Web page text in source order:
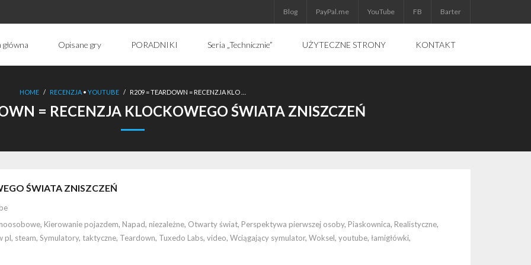
Blog PayPal.me YouTube FB Barter
Opisane gry PORADNIKI Seria „Technicznie” UŻYTECZNE STRONY KONTAKT
HOME / RECENZJA • YOUTUBE / R209 = TEARDOWN = RECENZJA KLO …
= RECENZJA KLOCKOWEGO ŚWIATA ZNISZCZEŃ
ŚWIATA ZNISZCZEŃ
, Kierowanie pojazdem, Napad, niezależne, Otwarty świat, Perspektywa pierwszej osoby, Piaskownica, Realistyczne,
pl, steam, Symulatory, taktyczne, Teardown, Tuxedo Labs, video, Wciągający symulator, Woksel, youtube, łamigłówki,